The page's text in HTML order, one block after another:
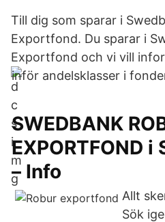
Till dig som sparar i
Exportfond. Du sparar i
Exportfond och vi vill
inför andelsklasser i
SWEDBANK
EXPORTFOND i
– Info
Allt
Sök